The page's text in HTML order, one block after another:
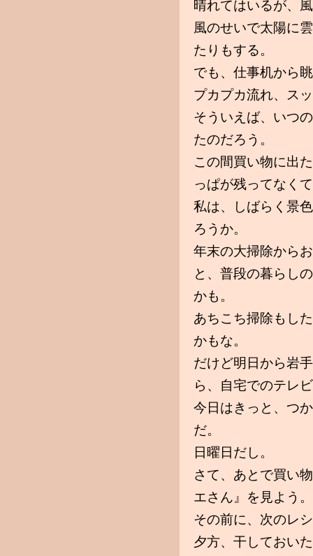
晴れてはいるが、
風のせいで太陽に
たりもする。
でも、仕事机から
プカプカ流れ、ス
そういえば、いつ
たのだろう。
この間買い物に出
っぱが残ってなく
私は、しばらく景
ろうか。
年末の大掃除から
と、普段の暮らし
かも。
あちこち掃除もし
かもな。
だけど明日から岩
ら、自宅でのテレ
今日はきっと、つ
だ。
日曜日だし。
さて、あとで買い
エさん』を見よう。
その前に、次のレ
夕方、干しておい